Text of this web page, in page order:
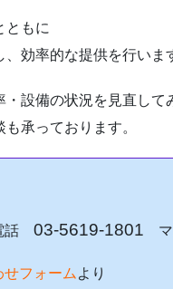
ともに
効率的な提供を行いま
備の状況を見直して
承っております。
話 03-5619-1801 マ
フォーム より